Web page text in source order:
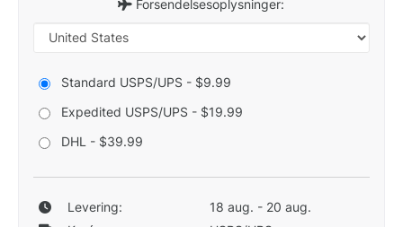
Forsendelsesoplysninger:
Standard USPS/UPS - $9.99
Expedited USPS/UPS - $19.99
DHL - $39.99
Levering:
18 aug. - 20 aug.